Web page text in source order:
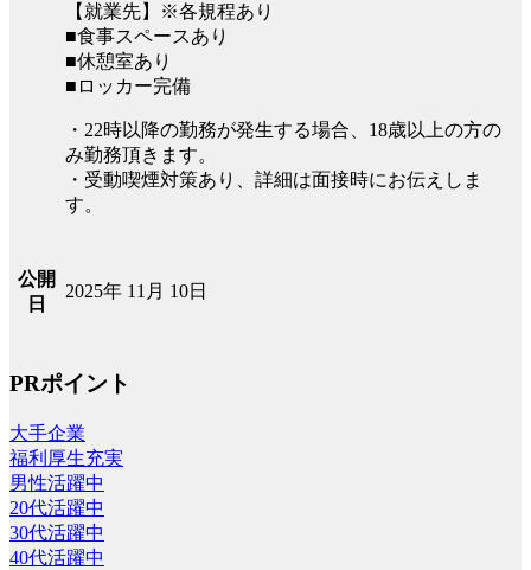
【就業先】※各規程あり
■食事スペースあり
■休憩室あり
■ロッカー完備
・22時以降の勤務が発生する場合、18歳以上の方の
み勤務頂きます。
・受動喫煙対策あり、詳細は面接時にお伝えしま
す。
公開
日
2025年 11月 10日
PRポイント
大手企業
福利厚生充実
男性活躍中
20代活躍中
30代活躍中
40代活躍中